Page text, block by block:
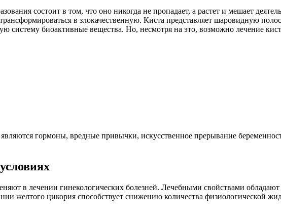
состоит в том, что оно никогда не пропадает, а растет и мешает
в злокачественную. Киста представляет шаровидную
систему биоактивные вещества. Но, несмотря на это, возможно лечение
гормоны, вредные привычки, искусственное прерывание
в лечении гинекологических болезней. Лечебными свойствами обладают
желтого цикория способствует снижению количества физиологической